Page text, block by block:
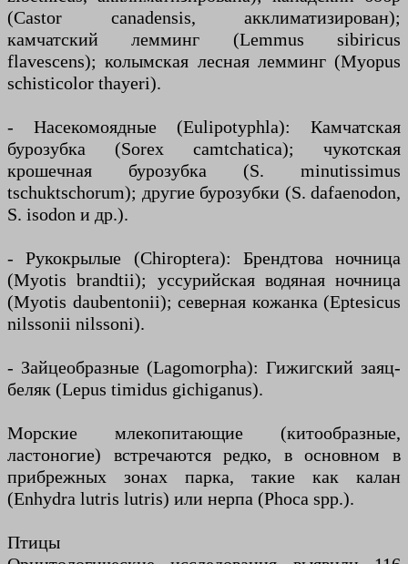
(Castor canadensis, акклиматизирован);
камчатский лемминг (Lemmus sibiricus
flavescens); колымская лесная лемминг (Myopus
schisticolor thayeri).
- Насекомоядные (Eulipotyphla): Камчатская
бурозубка (Sorex camtchatica); чукотская
крошечная бурозубка (S. minutissimus
tschuktschorum); другие бурозубки (S. dafaenodon,
S. isodon и др.).
- Рукокрылые (Chiroptera): Брендтова ночница
(Myotis brandtii); уссурийская водяная ночница
(Myotis daubentonii); северная кожанка (Eptesicus
nilssonii nilssoni).
- Зайцеобразные (Lagomorpha): Гижигский заяц-
беляк (Lepus timidus gichiganus).
Морские млекопитающие (китообразные,
ластоногие) встречаются редко, в основном в
прибрежных зонах парка, такие как калан
(Enhydra lutris lutris) или нерпа (Phoca spp.).
Птицы